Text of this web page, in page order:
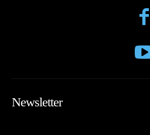
Newsletter